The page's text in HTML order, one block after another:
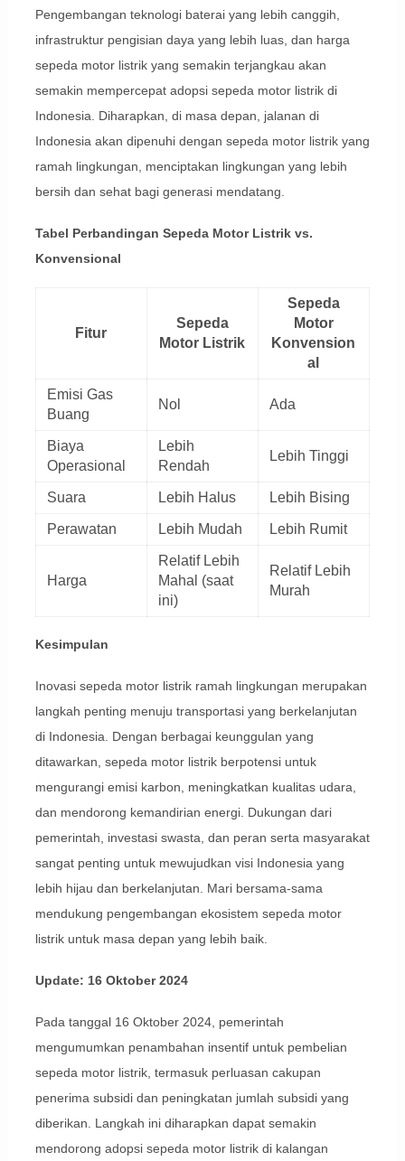
Pengembangan teknologi baterai yang lebih canggih,
infrastruktur pengisian daya yang lebih luas, dan harga
sepeda motor listrik yang semakin terjangkau akan
semakin mempercepat adopsi sepeda motor listrik di
Indonesia. Diharapkan, di masa depan, jalanan di
Indonesia akan dipenuhi dengan sepeda motor listrik yang
ramah lingkungan, menciptakan lingkungan yang lebih
bersih dan sehat bagi generasi mendatang.
Tabel Perbandingan Sepeda Motor Listrik vs.
Konvensional
Fitur
Sepeda
Motor Listrik
Sepeda
Motor
Konvension
al
Emisi Gas
Buang
Nol Ada
Biaya
Operasional
Lebih
Rendah
Lebih Tinggi
Suara Lebih Halus Lebih Bising
Perawatan Lebih Mudah Lebih Rumit
Harga
Relatif Lebih
Mahal (saat
ini)
Relatif Lebih
Murah
Kesimpulan
Inovasi sepeda motor listrik ramah lingkungan merupakan
langkah penting menuju transportasi yang berkelanjutan
di Indonesia. Dengan berbagai keunggulan yang
ditawarkan, sepeda motor listrik berpotensi untuk
mengurangi emisi karbon, meningkatkan kualitas udara,
dan mendorong kemandirian energi. Dukungan dari
pemerintah, investasi swasta, dan peran serta masyarakat
sangat penting untuk mewujudkan visi Indonesia yang
lebih hijau dan berkelanjutan. Mari bersama-sama
mendukung pengembangan ekosistem sepeda motor
listrik untuk masa depan yang lebih baik.
Update: 16 Oktober 2024
Pada tanggal 16 Oktober 2024, pemerintah
mengumumkan penambahan insentif untuk pembelian
sepeda motor listrik, termasuk perluasan cakupan
penerima subsidi dan peningkatan jumlah subsidi yang
diberikan. Langkah ini diharapkan dapat semakin
mendorong adopsi sepeda motor listrik di kalangan